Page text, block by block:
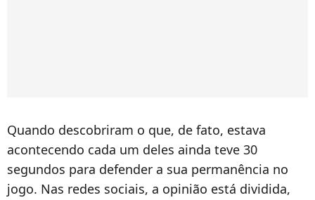
Quando descobriram o que, de fato, estava
acontecendo cada um deles ainda teve 30
segundos para defender a sua permanência no
jogo. Nas redes sociais, a opinião está dividida,